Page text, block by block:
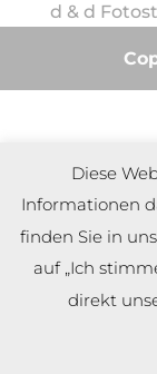
d & d
Diese
Informationen
finden Sie in
auf „Ich
direkt